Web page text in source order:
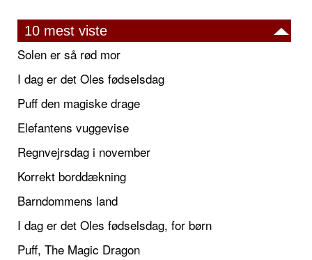
10 mest viste
Solen er så rød mor
I dag er det Oles fødselsdag
Puff den magiske drage
Elefantens vuggevise
Regnvejrsdag i november
Korrekt borddækning
Barndommens land
I dag er det Oles fødselsdag, for børn
Puff, The Magic Dragon